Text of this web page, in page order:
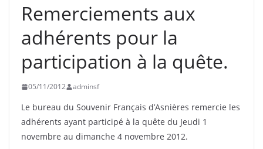
Remerciements aux
adhérents pour la
participation à la quête.
05/11/2012 adminsf
Le bureau du Souvenir Français d’Asnières remercie les
adhérents ayant participé à la quête du Jeudi 1
novembre au dimanche 4 novembre 2012.